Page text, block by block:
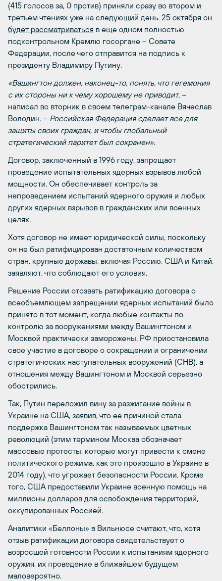
(415 голосов за, 0 против) приняли сразу во втором и
третьем чтениях уже на следующий день. 25 октября он
будет рассматриваться в еще одном полностью
подконтрольном Кремлю госоргане – Совете
Федерации, после чего отправится на подпись к
президенту Владимиру Путину.
«Вашингтон должен, наконец-то, понять, что гегемония
с их стороны ни к чему хорошему не приводит, –
написал во вторник в своем телеграм-канале Вячеслав
Володин. – Российская Федерация сделает вседля
защиты своих граждан, и чтобы глобальный
стратегический паритет был сохранен».
Договор, заключенный в 1996 году, запрещает
проведение испытательных ядерных взрывов любой
мощности. Он обеспечивает контроль за
непроведением испытаний ядерного оружия и любых
других ядерных взрывов в гражданских или военных
целях.
Хотя договор не имеет юридической силы, поскольку
он не был ратифицирован достаточным количеством
стран, крупные державы, включая Россию, США и Китай,
заявляют, что соблюдают его условия.
Решение России отозвать ратификацию договора о
всеобъемлющем запрещении ядерных испытаний было
принято в тот момент, когда любые контакты по
контролю за вооружениями между Вашингтоном и
Москвой практически заморожены. РФ приостановила
свое участие в договоре о сокращении и ограничении
стратегических наступательных вооружений (СНВ), а
отношения между Вашингтоном и Москвой серьезно
обострились.
Так, Путин переложил вину за разжигание войны в
Украине на США, заявив, что ее причиной стала
поддержка Вашингтоном так называемых цветных
революций (этим термином Москва обозначает
массовые протесты, которые могут привести к смене
политического режима, как это произошло в Украине в
2014 году), что угрожает безопасности России. Кроме
того, США предоставили Украине военную помощь на
миллионы долларов для освобождения территорий,
оккупированных Россией.
Аналитики «Беллоны» в Вильнюсе считают, что, хотя
отзыв ратификации договора свидетельствует о
возросшей готовности России к испытаниям ядерного
оружия, их проведение в ближайшем будущем
маловероятно.